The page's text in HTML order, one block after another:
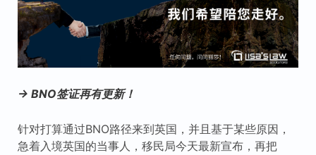
→ BNO签证再有更新！
针对打算通过BNO路径来到英国，并且基于某些原因，
急着入境英国的当事人，移民局今天最新宣布，再把